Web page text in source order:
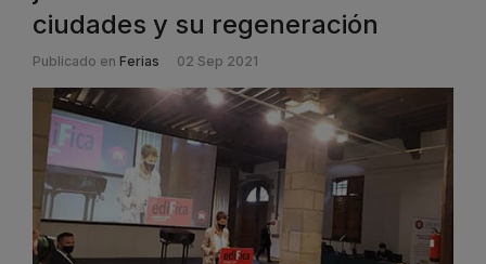
ciudades y su regeneración
Publicado en Ferias 02 Sep 2021